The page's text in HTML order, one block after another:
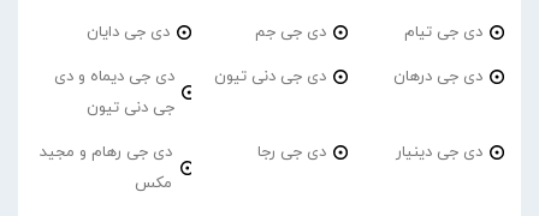
دی جی تیام دی جی جم دی جی دایان
دی جی درهان دی جی دنی تیون
دی جی دیماه و دی
جی دنی تیون
دی جی دینیار دی جی رجا
دی جی رهام و مجید
مکس